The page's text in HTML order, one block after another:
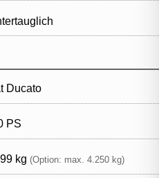
Ducato
PS
kg (Option: max. 4.250 kg)